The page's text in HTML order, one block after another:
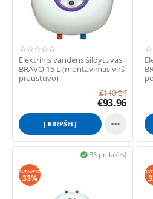
Elektrinis vandens šildytuvas
BRAVO 15 L (montavimas virš
praustuvo)
€140.24
€93.96
Į KREPŠELĮ 
33 prekė(ės)

SUTAUPYK
33%